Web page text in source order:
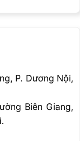
P. Dương Nội,
Biên Giang,